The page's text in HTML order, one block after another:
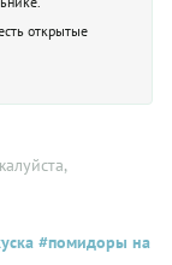
открытые
#помидоры на